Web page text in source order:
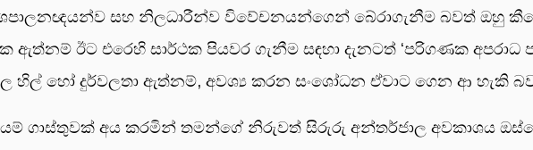
සහ නිලධාරීන්ව විවේචනයන්ගෙන් බේරාගැනීම බවත් ඔහු
ඇත්නම් ඊට එරෙහි සාර්ථක පියවර ගැනීම සඳහා දැනටත් ‘පරිගණක
හිල් හෝ දුර්වලතා ඇත්නම්, අවශ්‍ය කරන සංශෝධන ඒවාට ගෙන ආ හැකි
ගාස්තුවක් අය කරමින් තමන්ගේ නිරුවත් සිරුරු අන්තර්ජාල අවකාශය